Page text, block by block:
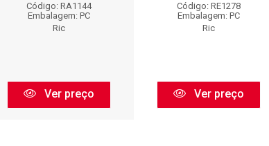
Código: RA1144
Embalagem: PC
Ric
Ver preço
Código: RE1278
Embalagem: PC
Ric
Ver preço